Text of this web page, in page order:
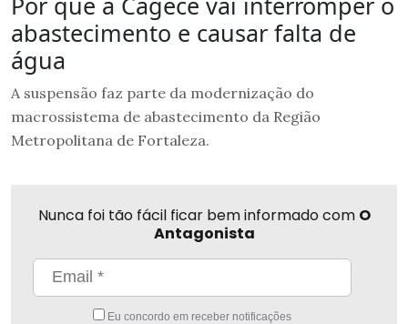
abastecimento e causar falta de
água
A suspensão faz parte da modernização do
macrossistema de abastecimento da Região
Metropolitana de Fortaleza.
Nunca foi tão fácil ficar bem informado com O
Antagonista
Eu concordo em receber notificações